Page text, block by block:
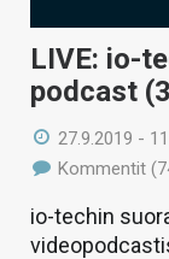
LIVE: io-
podcast
27.9.2019 -
Kommentit
io-techin